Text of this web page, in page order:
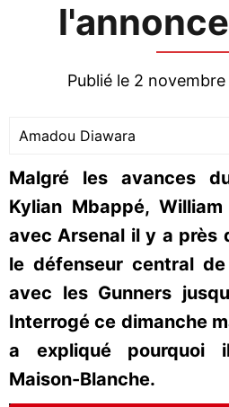
Publié le 2
Amadou Diawara
Malgré les avances
Kylian Mbappé,
avec Arsenal il y a près
le défenseur central
avec les Gunners
Interrogé ce dimanche
a expliqué pourquoi
Maison-Blanche.